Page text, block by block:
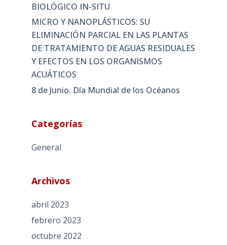
BIOLÓGICO IN-SITU
MICRO Y NANOPLÁSTICOS: SU
ELIMINACIÓN PARCIAL EN LAS PLANTAS
DE TRATAMIENTO DE AGUAS RESIDUALES
Y EFECTOS EN LOS ORGANISMOS
ACUÁTICOS
8 de Junio. Día Mundial de los Océanos
Categorías
General
Archivos
abril 2023
febrero 2023
octubre 2022